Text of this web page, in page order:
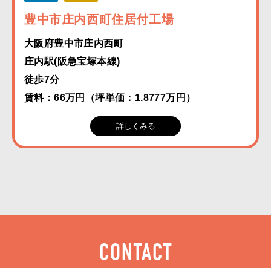
豊中市庄内西町住居付工場
大阪府豊中市庄内西町
庄内駅(阪急宝塚本線)
徒歩7分
賃料：66万円（坪単価：1.8777万円）
詳しくみる
CONTACT